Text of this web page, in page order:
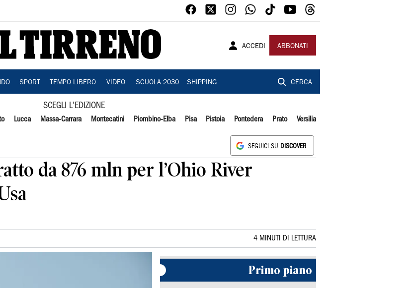
ACCEDI ABBONATI
SPORT TEMPO LIBERO VIDEO SCUOLA 2030 SHIPPING CERCA
SCEGLI L'EDIZIONE
Lucca Massa-Carrara Montecatini Piombino-Elba Pisa Pistoia Pontedera Prato Versilia
SEGUICI SU DISCOVER
da 876 mln per l’Ohio River
4 MINUTI DI LETTURA
Primo piano